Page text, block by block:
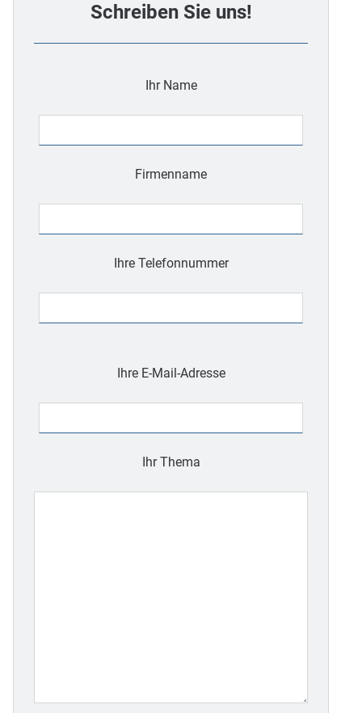
Schreiben Sie uns!
Ihr Name
Firmenname
Ihre Telefonnummer
leer.
Ihre E-Mail-Adresse
Ihr Thema